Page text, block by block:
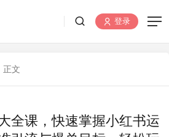
登录
正文
全课，快速掌握小红书运